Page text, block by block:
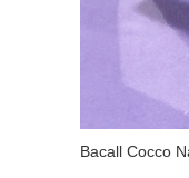
Bacall Cocco